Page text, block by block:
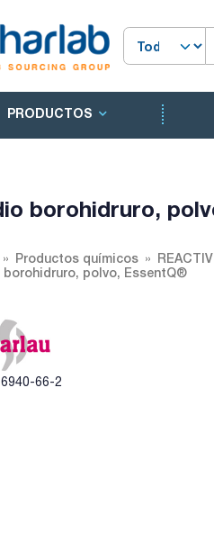
PRODUCTOS
borohidruro,
Productos químicos
borohidruro, polvo, EssentQ®
66-2